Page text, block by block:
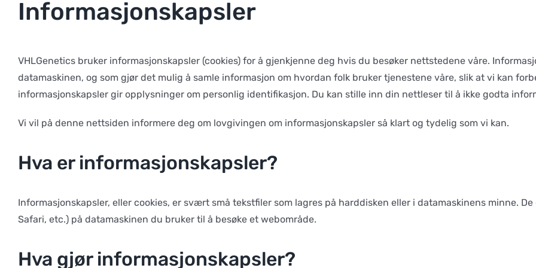
Informasjonskapsler
VHLGenetics bruker informasjonskapsler (cookies) for å gjenkjenne deg hvis du besøker nettstedene våre.
datamaskinen, og som gjør det mulig å samle informasjon om hvordan folk bruker tjenestene våre, slik at vi kan
informasjonskapsler gir opplysninger om personlig identifikasjon. Du kan stille inn din nettleser til å ikke godta
Vi vil på denne nettsiden informere deg om lovgivingen om informasjonskapsler så klart og tydelig som vi kan.
Hva er informasjonskapsler?
Informasjonskapsler, eller cookies, er svært små tekstfiler som lagres på harddisken eller i datamaskinens minne.
Safari, etc.) på datamaskinen du bruker til å besøke et webområde.
Hva gjør informasjonskapsler?